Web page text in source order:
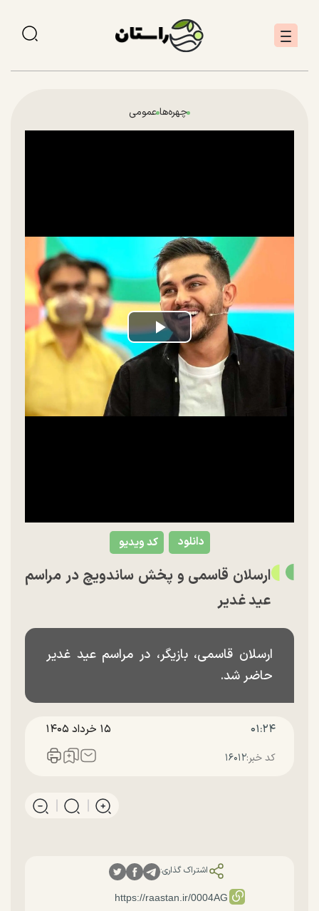
چهره‌هاعمومی
Play
Video
کد ویدیو دانلود
ارسلان قاسمی و پخش ساندویچ در مراسم
عید غدیر
ارسلان قاسمی، بازیگر، در مراسم عید غدیر
حاضر شد.
۰۱:۲۴ ۱۵ خرداد ۱۴۰۵
کد خبر:۱۶۰۱۲
اشتراک گذاری: